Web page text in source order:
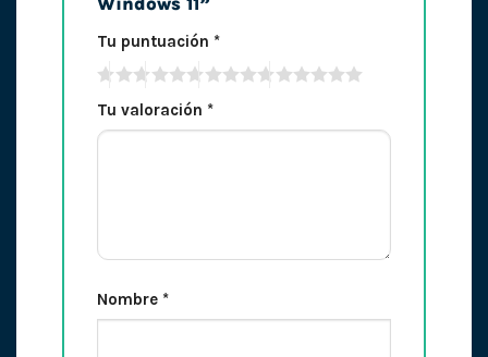
Tu puntuación *
Tu valoración *
Nombre *